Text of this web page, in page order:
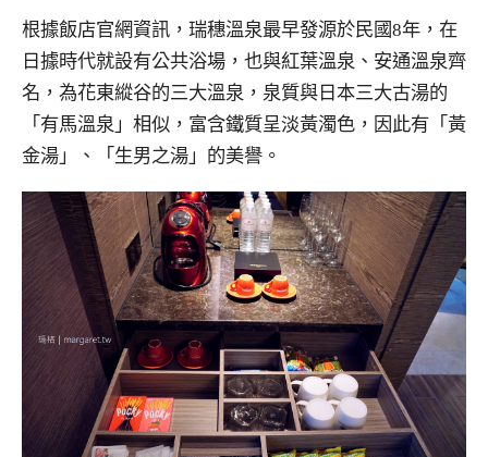
根據飯店官網資訊，瑞穗溫泉最早發源於民國8年，在
日據時代就設有公共浴場，也與紅葉溫泉、安通溫泉齊
名，為花東縱谷的三大溫泉，泉質與日本三大古湯的
「有馬溫泉」相似，富含鐵質呈淡黃濁色，因此有「黃
金湯」、「生男之湯」的美譽。